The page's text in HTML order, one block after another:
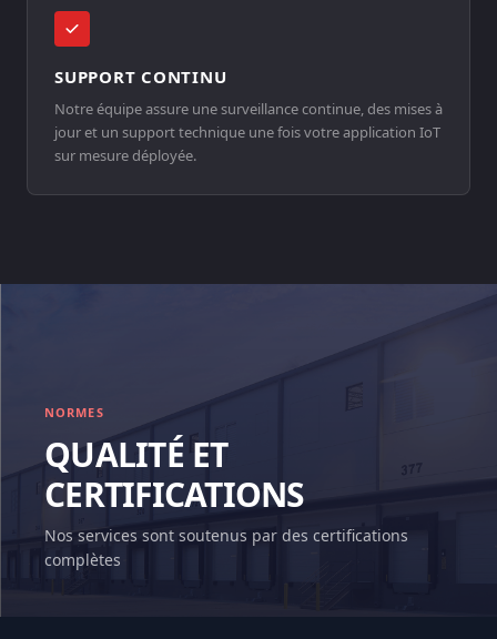
SUPPORT CONTINU
Notre équipe assure une surveillance continue, des mises à
jour et un support technique une fois votre application IoT
sur mesure déployée.
NORMES
QUALITÉ ET
CERTIFICATIONS
Nos services sont soutenus par des certifications
complètes